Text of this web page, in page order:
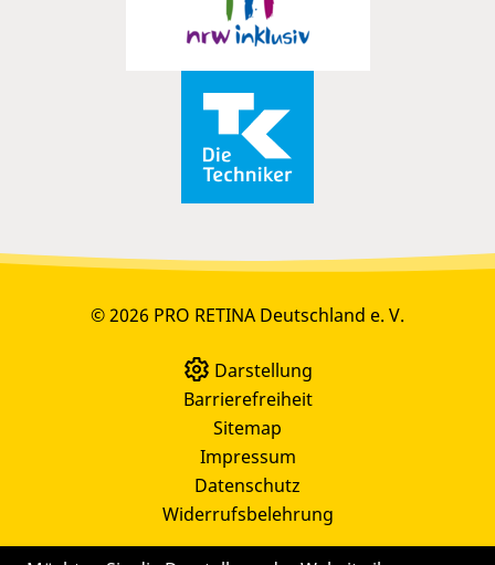
© 2026 PRO RETINA Deutschland e. V.
Darstellung
Barrierefreiheit
Sitemap
Impressum
Datenschutz
Widerrufsbelehrung